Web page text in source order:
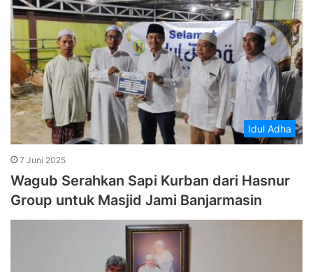
Idul Adha
7 Juni 2025
Wagub Serahkan Sapi Kurban dari Hasnur
Group untuk Masjid Jami Banjarmasin